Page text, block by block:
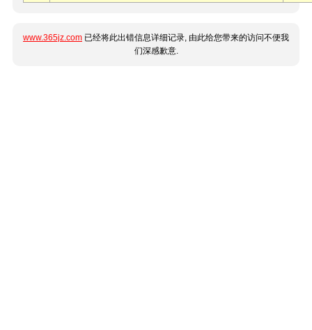
www.365jz.com 已经将此出错信息详细记录, 由此给您带来的访问不便我
们深感歉意.